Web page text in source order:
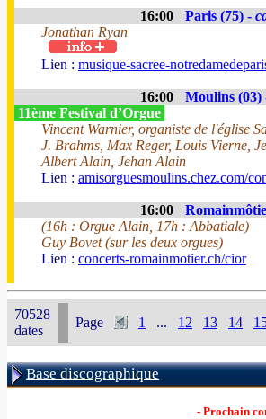
16:00 Paris (75) -
Jonathan Ryan
Lien : musique-sacree-
16:00 Moulins (03)
11ème Festival d’Orgue
Vincent Warnier, organiste de l'église
J. Brahms, Max Reger, Louis Vierne,
Albert Alain, Jehan Alain
Lien : amisorguesmoulins.chez.com/
16:00
(16h : Orgue Alain, 17h : Abbatiale)
Guy Bovet (sur les deux orgues)
Lien : concerts-romainmotier.ch/cior
70528
dates
Page 1 ... 12 13 14
Base discographique
- Prochain